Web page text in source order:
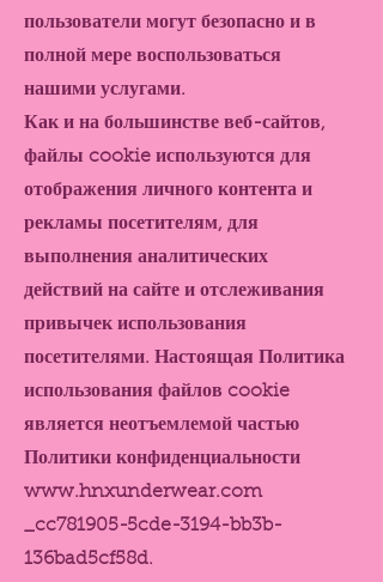
пользователи могут безопасно и в
полной мере воспользоваться
нашими услугами.
Как и на большинстве веб-сайтов,
файлы cookie используются для
отображения личного контента и
рекламы посетителям, для
выполнения аналитических
действий на сайте и отслеживания
привычек использования
посетителями. Настоящая Политика
использования файлов cookie
является неотъемлемой частью
Политики конфиденциальности
www.hnxunderwear.com
_cc781905-5cde-3194-bb3b-
136bad5cf58d.